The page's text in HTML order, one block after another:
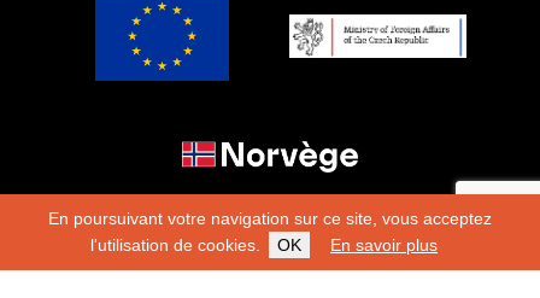
En poursuivant votre navigation sur ce site, vous acceptez
l'utilisation de cookies.
OK En savoir plus